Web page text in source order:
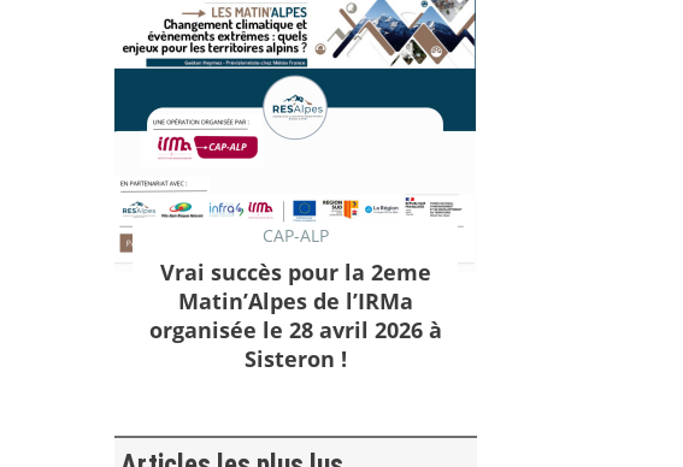
CAP-ALP
Vrai succès pour la 2eme
Matin’Alpes de l’IRMa
organisée le 28 avril 2026 à
Sisteron !